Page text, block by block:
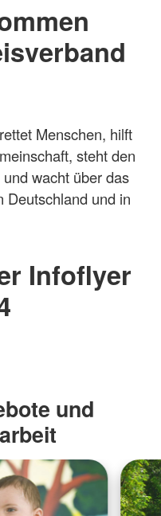
Menschen, hilft
steht den
wacht über das
Deutschland und in
Infoflyer
und